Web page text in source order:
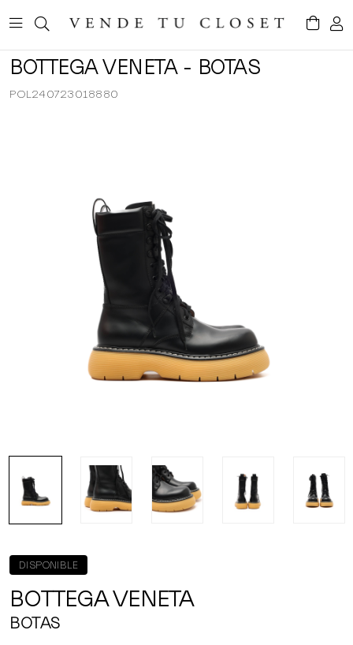
BOTTEGA VENETA - BOTAS
POL240723018880
DISPONIBLE
BOTTEGA VENETA
BOTAS